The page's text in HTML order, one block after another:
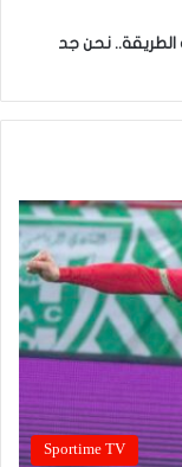
نحن جد
Sportime TV